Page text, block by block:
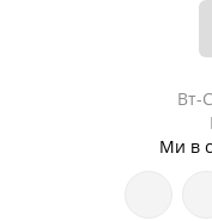
Вт-
Ми в